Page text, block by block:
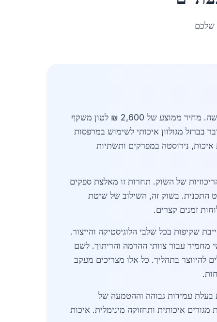
שלכם
ברזל מגולוון גבעתיים נמצא בצומת של הביקוש העירוני המאופיין בפרויקטים re-development לצד בנייה חדשה. מחיר ממוצע של 2,600 ₪ לטון משקף
בברזל מגולוון איכותי לשימוש במרפסות
נירוסטה במפרקים ותשתיות
של השוק. תחרות זו מאלצת ספקים
התכנית. בשוק זה, השילוב של שיטת
זמנים קצרים.
והדרישה לבקרת איכות מקיפה מחייבת שקיפות בכל שלבי הלוגיסטיקה והייצור.
מחמיר עבור צוותי ההרמה והריתוך. לשם
להיווצר בתהליך. כל אלו מצריכים מעקב
בעלת עמידות גבוהה וההטמעה של
איכותית ותחזוקה מינימלית. איכות